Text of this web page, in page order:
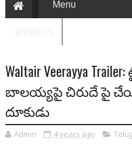
Waltair Veerayya
బాల‌య్య‌పై చిరుదే పై
దూకుడు
Admin 4 years ago